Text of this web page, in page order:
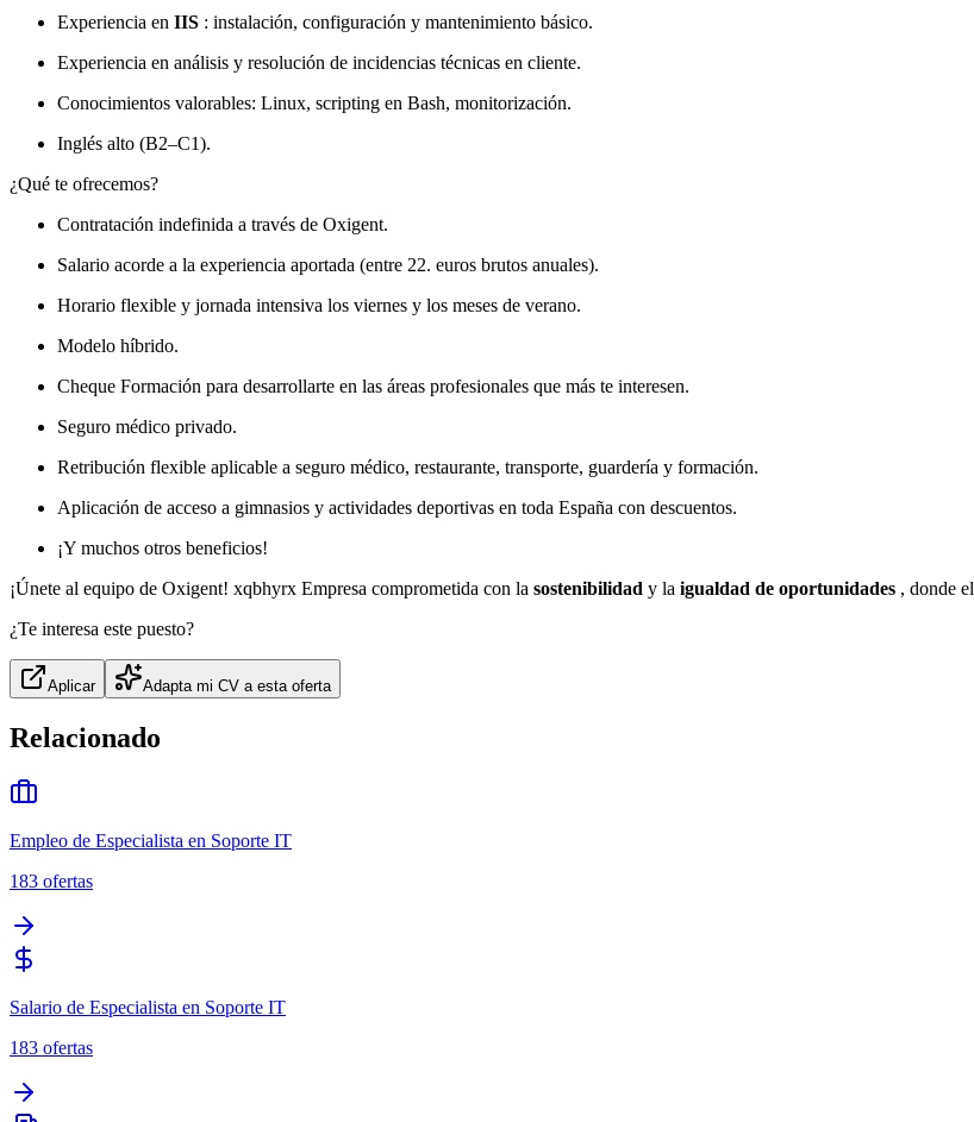
Experiencia en IIS : instalación, configuración y mantenimiento básico.
Experiencia en análisis y resolución de incidencias técnicas en cliente.
Conocimientos valorables: Linux, scripting en Bash, monitorización.
Inglés alto (B2–C1).
¿Qué te ofrecemos?
Contratación indefinida a través de Oxigent.
Salario acorde a la experiencia aportada (entre 22. euros brutos anuales).
Horario flexible y jornada intensiva los viernes y los meses de verano.
Modelo híbrido.
Cheque Formación para desarrollarte en las áreas profesionales que más te interesen.
Seguro médico privado.
Retribución flexible aplicable a seguro médico, restaurante, transporte, guardería y formación.
Aplicación de acceso a gimnasios y actividades deportivas en toda España con descuentos.
¡Y muchos otros beneficios!
¡Únete al equipo de Oxigent! xqbhyrx Empresa comprometida con la sostenibilidad y la igualdad de oportunidades , donde el
¿Te interesa este puesto?
Aplicar Adapta mi CV a esta oferta
Relacionado
Empleo de Especialista en Soporte IT
183 ofertas
Salario de Especialista en Soporte IT
183 ofertas